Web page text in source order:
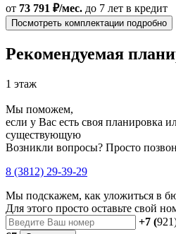
от 73 791 ₽/мес. до 7 лет в кредит
Посмотреть комплектации подробно
Рекомендуемая
1 этаж
Мы поможем,
если у Вас есть своя планировка
существующую
Возникли вопросы? Просто
8 (3812) 29-39-29
Мы подскажем, как уложиться в
Для этого просто оставьте свой
+7 (